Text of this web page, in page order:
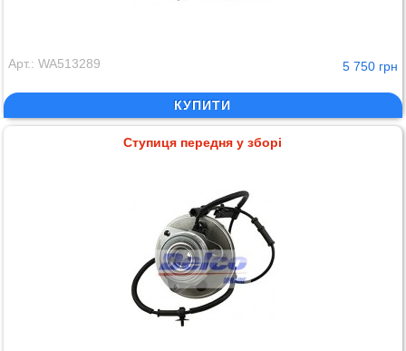
Арт.: WA513289 5 750 грн
КУПИТИ
Ступиця передня у зборі